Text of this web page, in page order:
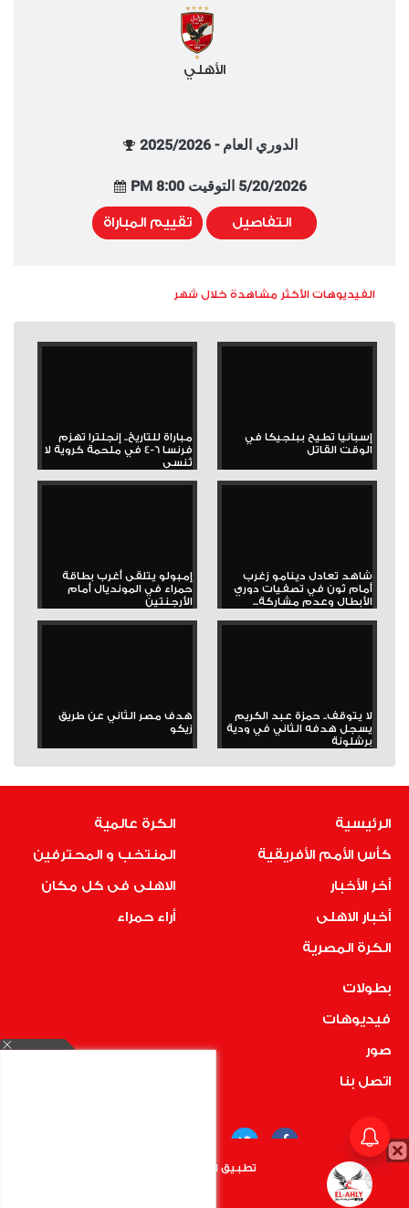
الأهلي
الدوري العام - 2025/2026
5/20/2026 التوقيت 8:00 PM
التفاصيل تقييم المباراة
الفيديوهات الأكثر مشاهدة خلال شهر
إسبانيا تطيح ببلجيكا في
الوقت القاتل
مباراة للتاريخ.. إنجلترا تهزم
فرنسا 6-4 في ملحمة كروية لا
تُنسى
شاهد تعادل دينامو زغرب
أمام ثون في تصفيات دوري
الأبطال وعدم مشاركة...
إمبولو يتلقى أغرب بطاقة
حمراء في المونديال أمام
الأرجنتين
لا يتوقف.. حمزة عبد الكريم
يسجل هدفه الثاني في ودية
برشلونة
هدف مصر الثاني عن طريق
زيكو
الرئيسية
كأس الأمم الأفريقية
أخر الأخبار
أخبار الاهلى
الكرة المصرية
الكرة عالمية
المنتخب و المحترفين
الاهلى فى كل مكان
أراء حمراء
بطولات
فيديوهات
صور
اتصل بنا
COPYRIGHT © 2019 RedMedia | ALL RIGHTS RESERVED
تطبيق الأهلي.كوم متاح الأن